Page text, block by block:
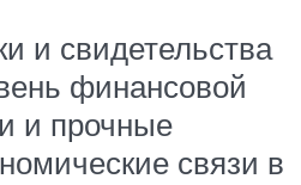
и свидетельства
финансовой
и прочные
связи в